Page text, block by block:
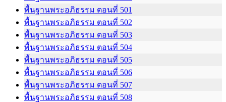
พื้นฐานพระอภิธรรม ตอนที่ 501
พื้นฐานพระอภิธรรม ตอนที่ 502
พื้นฐานพระอภิธรรม ตอนที่ 503
พื้นฐานพระอภิธรรม ตอนที่ 504
พื้นฐานพระอภิธรรม ตอนที่ 505
พื้นฐานพระอภิธรรม ตอนที่ 506
พื้นฐานพระอภิธรรม ตอนที่ 507
พื้นฐานพระอภิธรรม ตอนที่ 508